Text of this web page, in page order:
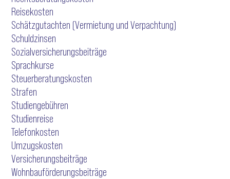
Reisekosten
Schätzgutachten (Vermietung und Verpachtung)
Schuldzinsen
Sozialversicherungsbeiträge
Sprachkurse
Steuerberatungskosten
Strafen
Studiengebühren
Studienreise
Telefonkosten
Umzugskosten
Versicherungsbeiträge
Wohnbauförderungsbeiträge